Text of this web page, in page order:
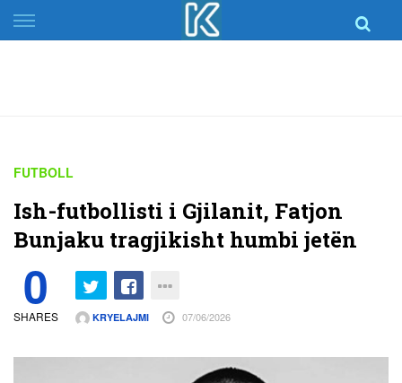
Skip
to
FUTBOLL
Ish-futbollisti i Gjilanit, Fatjon
Bunjaku tragjikisht humbi jetën
0
SHARES KRYELAJMI 07/06/2026